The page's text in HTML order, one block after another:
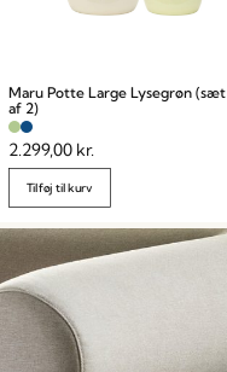
Maru Potte Large Lysegrøn (sæt
af 2)
2.299,00 kr.
Tilføj til kurv